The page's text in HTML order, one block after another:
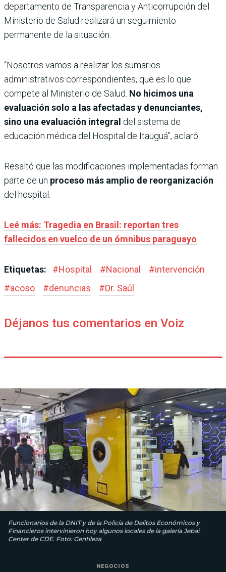
departamento de Transparencia y Anticorrupción del
Ministerio de Salud realizará un seguimiento
permanente de la situación.
“Nosotros vamos a realizar los sumarios
administrativos correspondientes, que es lo que
compete al Ministerio de Salud. No hicimos una
evaluación solo a las afectadas y denunciantes,
sino una evaluación integral del sistema de
educación médica del Hospital de Itauguá”, aclaró.
Resaltó que las modificaciones implementadas forman
parte de un proceso más amplio de reorganización
del hospital.
Leé más: Tragedia en Brasil: reportan tres
fallecidos en vuelco de un ómnibus paraguayo
Etiquetas: #Hospital #Nacional #intervención
#acoso #denuncias #Dr. Saúl
Déjanos tus comentarios en Voiz
Funcionarios de la DNIT y de la Policía de Delitos Económicos y
Financieros intervinieron hoy algunos locales de la galería Jebai
Center de CDE. Foto: Gentileza
NEGOCIOS